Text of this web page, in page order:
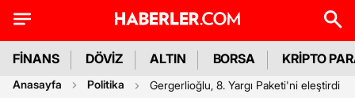
FİNANS DÖVİZ ALTIN BORSA KRİPTO
Anasayfa Politika Gergerlioğlu, 8. Yargı Paketi'ni eleştirdi